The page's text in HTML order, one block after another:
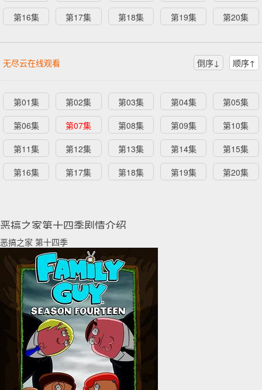
第16集
第17集 第18集 第19集 第20集
无尽云在线观看 倒序↓ 顺序↑
第01集 第02集 第03集 第04集
第05集
第06集
第07集 第08集 第09集
第10集
第11集
第12集 第13集 第14集
第15集
第16集
第17集 第18集 第19集 第20集
恶搞之家第十四季剧情介绍
恶搞之家 第十四季